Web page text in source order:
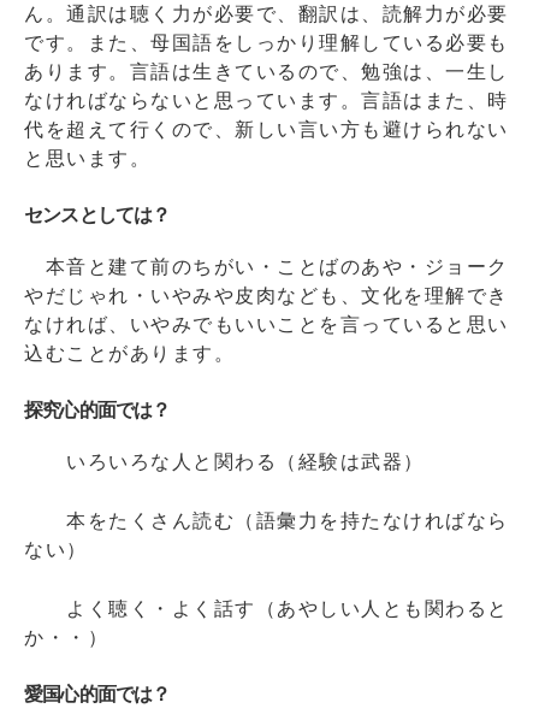
ん。通訳は聴く力が必要で、翻訳は、読解力が必要
です。また、母国語をしっかり理解している必要も
あります。言語は生きているので、勉強は、一生し
なければならないと思っています。言語はまた、時
代を超えて行くので、新しい言い方も避けられない
と思います。
センスとしては？
本音と建て前のちがい・ことばのあや・ジョーク
やだじゃれ・いやみや皮肉なども、文化を理解でき
なければ、いやみでもいいことを言っていると思い
込むことがあります。
探究心的面では？
いろいろな人と関わる（経験は武器）
本をたくさん読む（語彙力を持たなければなら
ない）
よく聴く・よく話す（あやしい人とも関わると
か・・）
愛国心的面では？